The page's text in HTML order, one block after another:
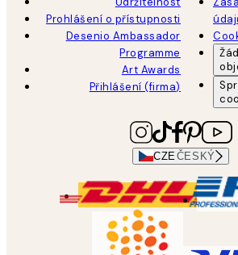
Prohlášení o přístupnosti
Desenio Ambassador
Programme
Art Awards
Přihlášení (firma)
CZEČESKÝ